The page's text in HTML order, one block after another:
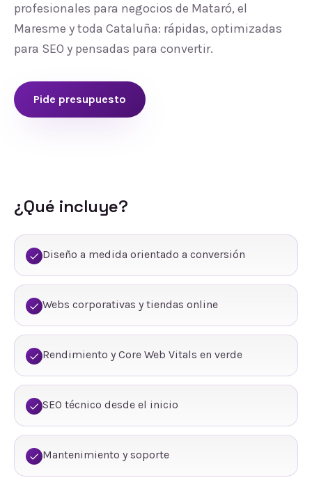
profesionales para negocios de Mataró, el
Maresme y toda Cataluña: rápidas, optimizadas
para SEO y pensadas para convertir.
Pide presupuesto
¿Qué incluye?
Diseño a medida orientado a conversión
Webs corporativas y tiendas online
Rendimiento y Core Web Vitals en verde
SEO técnico desde el inicio
Mantenimiento y soporte